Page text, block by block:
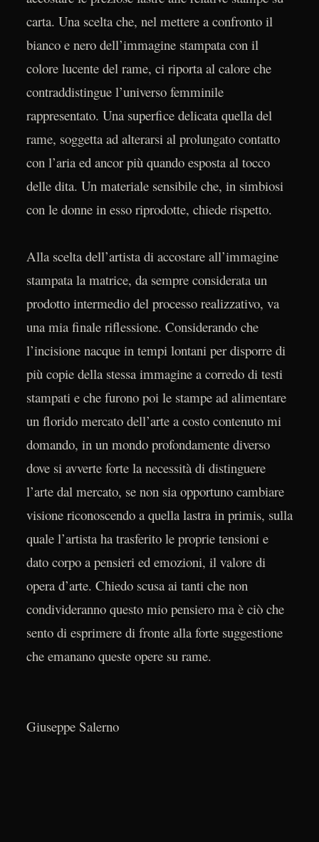
carta. Una scelta che, nel mettere a confronto il
bianco e nero dell’immagine stampata con il
colore lucente del rame, ci riporta al calore che
contraddistingue l’universo femminile
rappresentato. Una superfice delicata quella del
rame, soggetta ad alterarsi al prolungato contatto
con l’aria ed ancor più quando esposta al tocco
delle dita. Un materiale sensibile che, in simbiosi
con le donne in esso riprodotte, chiede rispetto.
Alla scelta dell’artista di accostare all’immagine
stampata la matrice, da sempre considerata un
prodotto intermedio del processo realizzativo, va
una mia finale riflessione. Considerando che
l’incisione nacque in tempi lontani per disporre di
più copie della stessa immagine a corredo di testi
stampati e che furono poi le stampe ad alimentare
un florido mercato dell’arte a costo contenuto mi
domando, in un mondo profondamente diverso
dove si avverte forte la necessità di distinguere
l’arte dal mercato, se non sia opportuno cambiare
visione riconoscendo a quella lastra in primis, sulla
quale l’artista ha trasferito le proprie tensioni e
dato corpo a pensieri ed emozioni, il valore di
opera d’arte. Chiedo scusa ai tanti che non
condivideranno questo mio pensiero ma è ciò che
sento di esprimere di fronte alla forte suggestione
che emanano queste opere su rame.
Giuseppe Salerno